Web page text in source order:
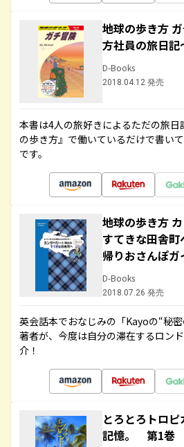
地球の歩き方
方社員の旅日記
D-Books
2018.04.12 発売
本書は4人の旅好きによるただの旅日
の歩き方』で働いているだけで書い
です。
地球の歩き方
すてきな田舎
帰りおさんぽ
D-Books
2018.07.26 発売
英会話本でおなじみの「Kayoの“秘
著者が、今度は自分の滞在するロン
介！
とろとろトロ
記憶。 第1巻